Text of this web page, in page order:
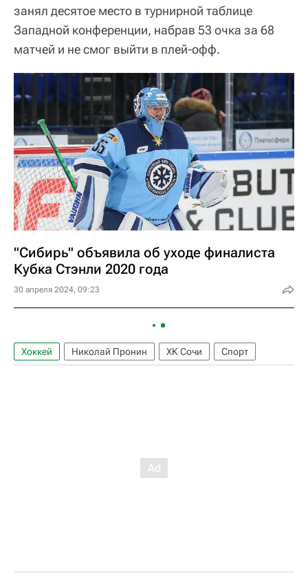
занял десятое место в турнирной таблице
Западной конференции, набрав 53 очка за 68
матчей и не смог выйти в плей-офф.
"Сибирь" объявила об уходе финалиста
Кубка Стэнли 2020 года
30 апреля 2024, 09:23
Хоккей Николай Пронин ХК Сочи Спорт